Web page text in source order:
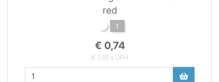
red
1
€ 0,74
€ 0,91 s DPH